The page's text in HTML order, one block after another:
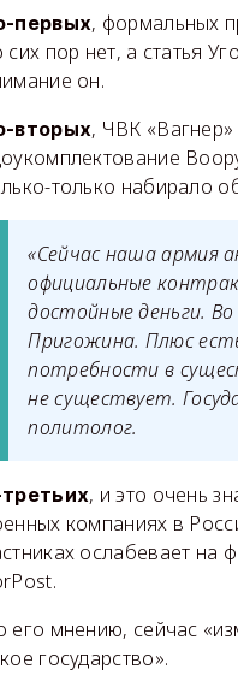
первых, формальных
сих пор нет, а статья
он.
вторых, ЧВК
только набирало
«Сейчас наша армия
официальные
достойные деньги.
Пригожина. Плюс
потребности в
не существует.
политолог.
, и это очень
компаниях в
ослабевает на
его мнению, сейчас
государство».